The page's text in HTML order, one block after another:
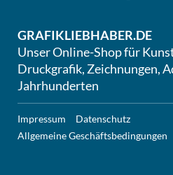
GRAFIKLIEBHABER.DE
Unser Online-Shop für
Druckgrafik, Zeichnungen,
Jahrhunderten
Impressum
Datenschutz
Allgemeine Geschäftsbedingungen